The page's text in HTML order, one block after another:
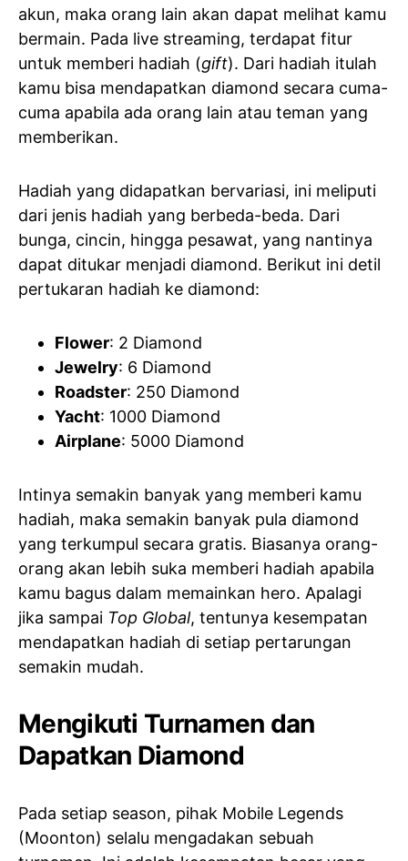
akun, maka orang lain akan dapat melihat kamu
bermain. Pada live streaming, terdapat fitur
untuk memberi hadiah (gift). Dari hadiah itulah
kamu bisa mendapatkan diamond secara cuma-
cuma apabila ada orang lain atau teman yang
memberikan.
Hadiah yang didapatkan bervariasi, ini meliputi
dari jenis hadiah yang berbeda-beda. Dari
bunga, cincin, hingga pesawat, yang nantinya
dapat ditukar menjadi diamond. Berikut ini detil
pertukaran hadiah ke diamond:
Flower: 2 Diamond
Jewelry: 6 Diamond
Roadster: 250 Diamond
Yacht: 1000 Diamond
Airplane: 5000 Diamond
Intinya semakin banyak yang memberi kamu
hadiah, maka semakin banyak pula diamond
yang terkumpul secara gratis. Biasanya orang-
orang akan lebih suka memberi hadiah apabila
kamu bagus dalam memainkan hero. Apalagi
jika sampai Top Global, tentunya kesempatan
mendapatkan hadiah di setiap pertarungan
semakin mudah.
Mengikuti Turnamen dan
Dapatkan Diamond
Pada setiap season, pihak Mobile Legends
(Moonton) selalu mengadakan sebuah